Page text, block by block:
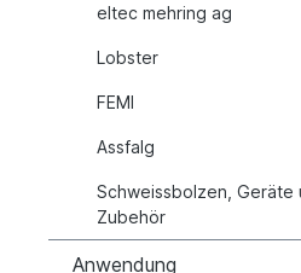
eltec mehring ag
Lobster
FEMI
Assfalg
Schweissbolzen, Geräte
Zubehör
Anwendung